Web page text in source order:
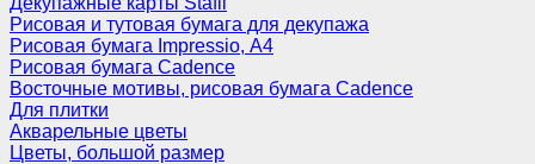
Рисовая и тутовая бумага для декупажа
Рисовая бумага Impressio, А4
Рисовая бумага Cadence
Восточные мотивы, рисовая бумага Cadence
Для плитки
Акварельные цветы
Цветы, большой размер